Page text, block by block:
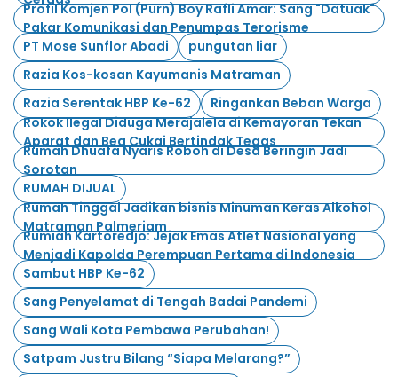
Profil Komjen Pol (Purn) Boy Rafli Amar: Sang "Datuak"
Pakar Komunikasi dan Penumpas Terorisme
PT Mose Sunflor Abadi
pungutan liar
Razia Kos-kosan Kayumanis Matraman
Razia Serentak HBP Ke-62
Ringankan Beban Warga
Rokok Ilegal Diduga Merajalela di Kemayoran Tekan
Aparat dan Bea Cukai Bertindak Tegas
Rumah Dhuafa Nyaris Roboh di Desa Beringin Jadi
Sorotan
RUMAH DIJUAL
Rumah Tinggal Jadikan bisnis Minuman Keras Alkohol
Matraman Palmeriam
Rumiah Kartoredjo: Jejak Emas Atlet Nasional yang
Menjadi Kapolda Perempuan Pertama di Indonesia
Sambut HBP Ke-62
Sang Penyelamat di Tengah Badai Pandemi
Sang Wali Kota Pembawa Perubahan!
Satpam Justru Bilang “Siapa Melarang?”